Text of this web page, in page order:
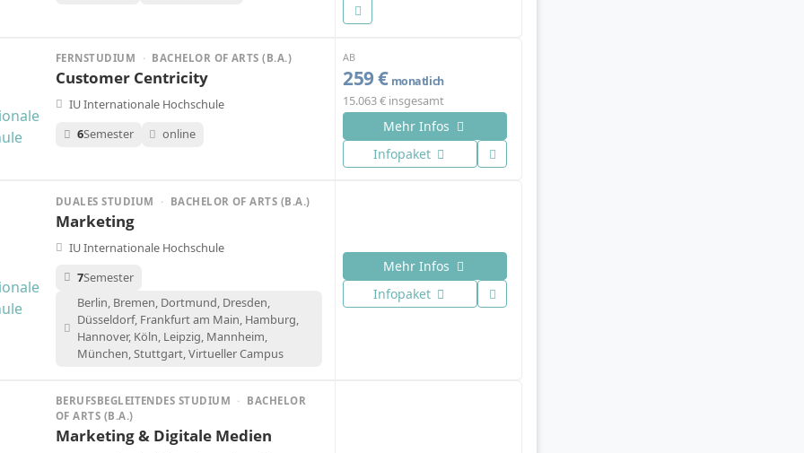
FERNSTUDIUM · BACHELOR OF ARTS (B.A.)
Customer Centricity
IU Internationale Hochschule
6Semester online
AB
259 € monatlich
15.063 € insgesamt
Mehr Infos
Infopaket
DUALES STUDIUM · BACHELOR OF ARTS (B.A.)
Marketing
IU Internationale Hochschule
7Semester
Berlin, Bremen, Dortmund, Dresden,
Düsseldorf, Frankfurt am Main, Hamburg,
Hannover, Köln, Leipzig, Mannheim,
München, Stuttgart, Virtueller Campus
Mehr Infos
Infopaket
BERUFSBEGLEITENDES STUDIUM · BACHELOR
OF ARTS (B.A.)
Marketing & Digitale Medien